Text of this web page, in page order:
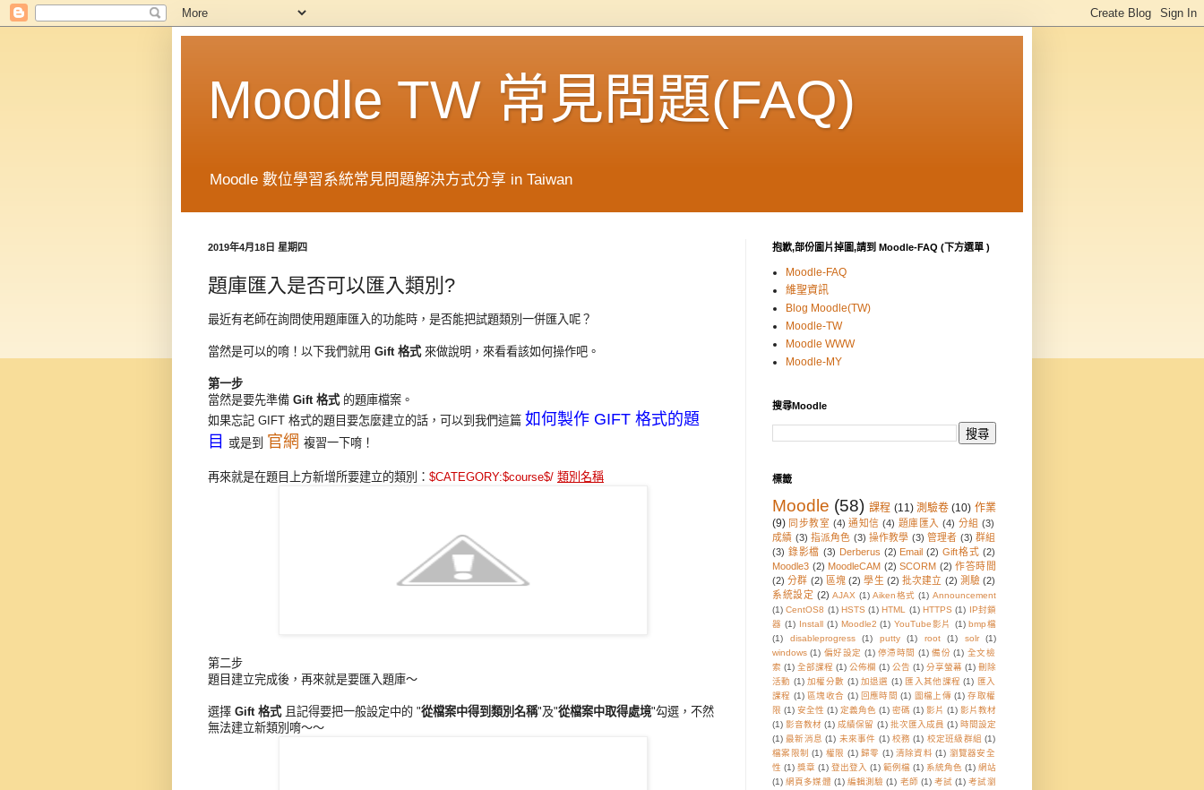
Moodle TW 常見問題(FAQ)
Moodle 數位學習系統常見問題解決方式分享 in Taiwan
2019年4月18日 星期四
題庫匯入是否可以匯入類別?
最近有老師在詢問使用題庫匯入的功能時，是否能把試題類別一併匯入呢？
當然是可以的唷！以下我們就用 Gift 格式 來做說明，來看看該如何操作吧。
第一步
當然是要先準備 Gift 格式 的題庫檔案。
如果忘記 GIFT 格式的題目要怎麼建立的話，可以到我們這篇 如何製作 GIFT 格式的題
目 或是到 官網 複習一下唷！
再來就是在題目上方新增所要建立的類別： $CATEGORY:$course$/ 類別名稱
第二步
題目建立完成後，再來就是要匯入題庫～
選擇 Gift 格式 且記得要把一般設定中的 "從檔案中得到類別名稱"及"從檔案中取得處境"勾選，不然
無法建立新類別唷～～
抱歉,部份圖片掉圖,請到 Moodle-FAQ (下方選單 )
Moodle-FAQ
維聖資訊
Blog Moodle(TW)
Moodle-TW
Moodle WWW
Moodle-MY
搜尋Moodle
標籤
Moodle (58) 課程 (11) 測驗卷 (10) 作業
(9) 同步教室 (4) 通知信 (4) 題庫匯入 (4) 分組 (3)
成績 (3) 指派角色 (3) 操作教學 (3) 管理者 (3) 群組
(3) 錄影檔 (3) Derberus (2) Email (2) Gift格式 (2)
Moodle3 (2) MoodleCAM (2) SCORM (2) 作答時間
(2) 分群 (2) 區塊 (2) 學生 (2) 批次建立 (2) 測驗 (2)
系統設定 (2) AJAX (1) Aiken格式 (1) Announcement
(1) CentOS8 (1) HSTS (1) HTML (1) HTTPS (1)
IP封鎖
器 (1) Install (1) Moodle2 (1) YouTube影片 (1) bmp檔
(1)
disableprogress (1) putty (1) root (1) solr
(1)
windows (1) 偏好設定 (1) 停滯時間 (1) 備份 (1) 全文檢
索 (1) 全部課程 (1) 公佈欄 (1) 公告 (1) 分享螢幕 (1) 刪除
活動 (1) 加權分數 (1) 加退選 (1) 匯入其他課程 (1) 匯入
課程 (1) 區塊收合 (1) 回應時間 (1) 圖檔上傳 (1) 存取權
限 (1) 安全性 (1) 定義角色 (1) 密碼 (1) 影片 (1) 影片教材
(1) 影音教材 (1) 成績保留 (1) 批次匯入成員 (1) 時間設定
(1) 最新消息 (1) 未來事件 (1) 校務 (1) 校定班級群組 (1)
檔案限制 (1) 權限 (1) 歸零 (1) 清除資料 (1) 瀏覽器安全
性 (1) 獎章 (1) 登出登入 (1) 範例檔 (1) 系統角色 (1) 網站
(1) 網頁多媒體 (1) 編輯測驗 (1) 老師 (1) 考試 (1) 考試瀏